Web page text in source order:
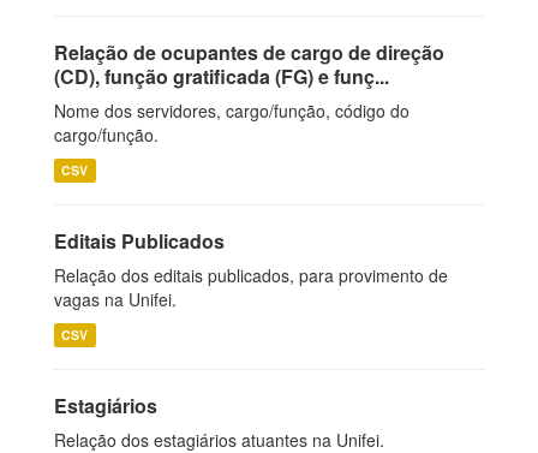
Relação de ocupantes de cargo de direção
(CD), função gratificada (FG) e funç...
Nome dos servidores, cargo/função, código do
cargo/função.
CSV
Editais Publicados
Relação dos editais publicados, para provimento de
vagas na Unifei.
CSV
Estagiários
Relação dos estagiários atuantes na Unifei.